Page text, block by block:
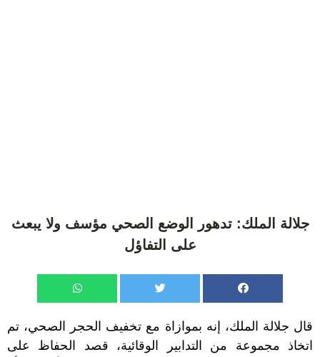
جلالة الملك: تدهور الوضع الصحي مؤسف ولا يبعث
على التفاؤل
قال جلالة الملك، إنه بموازاة مع تخفيف الحجر الصحي، تم
اتخاذ مجموعة من التدابير الوقائية، قصد الحفاظ على